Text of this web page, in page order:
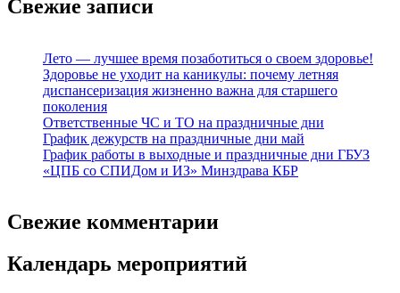
Свежие записи
Лето — лучшее время позаботиться о своем здоровье!
Здоровье не уходит на каникулы: почему летняя
диспансеризация жизненно важна для старшего
поколения
Ответственные ЧС и ТО на праздничные дни
График дежурств на праздничные дни май
График работы в выходные и праздничные дни ГБУЗ
«ЦПБ со СПИДом и ИЗ» Минздрава КБР
Свежие комментарии
Календарь мероприятий